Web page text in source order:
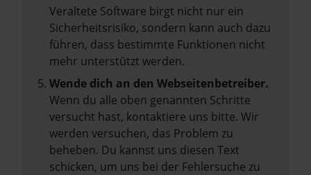
Veraltete Software birgt nicht nur ein
Sicherheitsrisiko, sondern kann auch dazu
führen, dass bestimmte Funktionen nicht
mehr unterstützt werden.
Wende dich an den Webseitenbetreiber.
Wenn du alle oben genannten Schritte
versucht hast, kontaktiere uns bitte. Wir
werden versuchen, das Problem zu
beheben. Du kannst uns diesen Text
schicken, um uns bei der Fehlersuche zu